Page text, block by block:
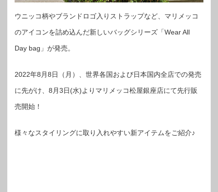
ウニッコ柄やブランドロゴ入りストラップなど、マリメッコ
のアイコンを詰め込んだ新しいバッグシリーズ「Wear All
Day bag」が発売。
2022年8月8日（月）、世界各国および日本国内全店での発売
に先がけ、8月3日(水)よりマリメッコ松屋銀座店にて先行販
売開始！
様々なスタイリングに取り入れやすい新アイテムをご紹介♪